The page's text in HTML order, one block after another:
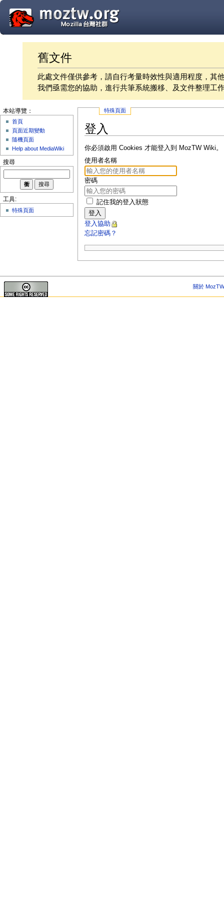
舊文件
此處文件僅供參考，請自行考量時效性與適用程度，其
我們亟需您的協助，進行共筆系統搬移、及文件整理工
特殊頁面
登入
你必須啟用 Cookies 才能登入到 MozTW Wiki。
使用者名稱
密碼
記住我的登入狀態
登入
登入協助
忘記密碼？
本站導覽：
首頁
頁面近期變動
隨機頁面
Help about MediaWiki
搜尋
工具:
特殊頁面
關於